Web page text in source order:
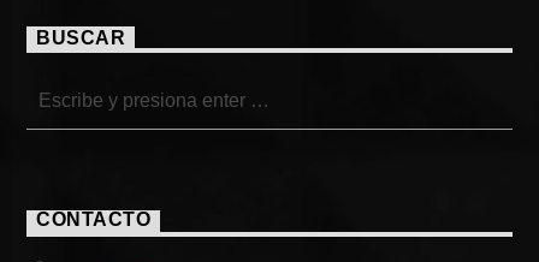
BUSCAR
CONTACTO